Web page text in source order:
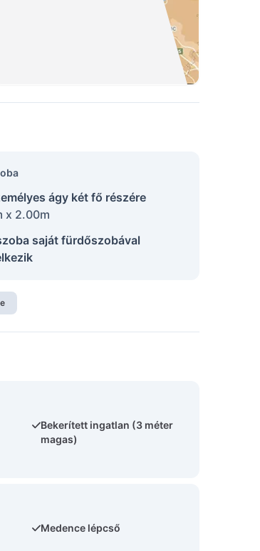
ágy két fő részére
x 2.00m
saját fürdőszobával
Bekerített ingatlan (3 méter
magas)
Medence lépcső